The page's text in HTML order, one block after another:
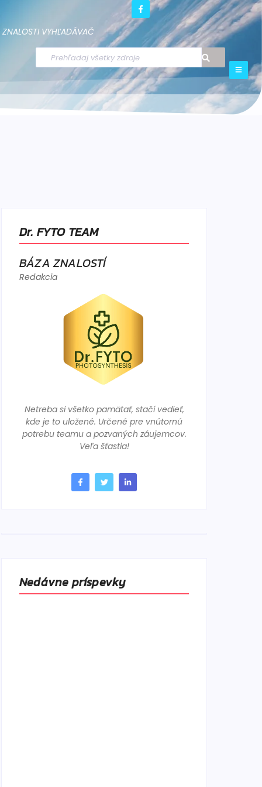
ZNALOSTI VYHĽADÁVAČ
Dr. FYTO TEAM
BÁZA ZNALOSTÍ
Redakcia
Netreba si všetko pamätať, stačí vedieť,
kde je to uložené. Určené pre vnútornú
potrebu teamu a pozvaných záujemcov.
Veľa šťastia!
Nedávne príspevky